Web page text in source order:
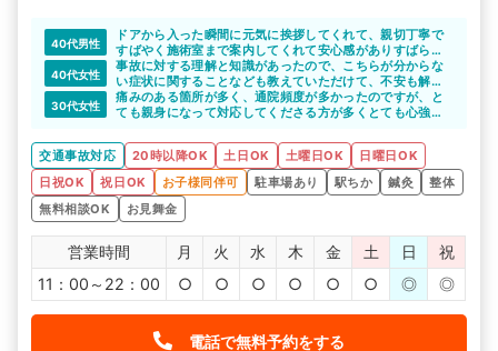
40代男性
ドアから入った瞬間に元気に挨拶してくれて、親切丁寧で
すばやく施術室まで案内してくれて安心感がありすばらし
い。
40代女性
事故に対する理解と知識があったので、こちらが分からな
い症状に関することなども教えていただけて、不安も解消
することができた。
30代女性
痛みのある箇所が多く、通院頻度が多かったのですが、と
ても親身になって対応してくださる方が多くとても心強か
交通事故対応
20時以降OK 土日OK 土曜日OK
日曜日OK
日祝OK
祝日OK お子様同伴可 駐車場あり 駅ちか 鍼灸
整体
無料相談OK
お見舞金
営業時間 月 火 水 木 金 土 日
祝
11：00～22：00
○ ○ ○ ○ ○ ○ ◎ ◎
電話で無料予約をする